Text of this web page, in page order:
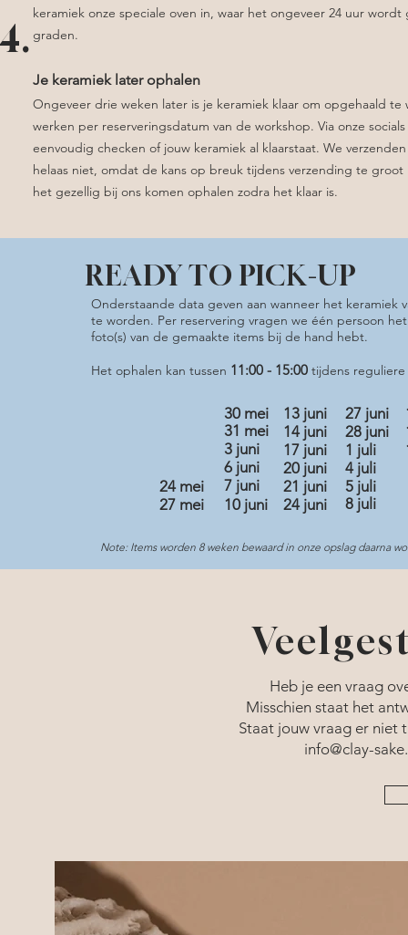
keramiek onze speciale oven in, waar het ongeveer 24 uur wordt
graden.
Je keramiek later ophalen
Ongeveer drie weken later is je keramiek klaar om opgehaald te
werken per reserveringsdatum van de workshop. Via onze
eenvoudig checken of jouw keramiek al klaarstaat. We
helaas niet, omdat de kans op breuk tijdens verzending te groot
het gezellig bij ons komen ophalen zodra het klaar is.
RESERVEREN SUSHI & CERAMICS
READY TO PICK-UP
Onderstaande data geven aan wanneer het keramiek
te worden. Per reservering vragen we één persoon
foto(s) van de gemaakte items bij de hand hebt.
Het ophalen kan tussen 11:00 - 15:00 tijdens
30 mei
3 juni
31 mei
6 juni
7 juni
13 juni
10 juni
21 juni
20 juni
17 juni
24 juni
27 juni
28 juni
1 juli
4 juli
14 juni
5 juli
8 juli
24 mei
27 mei
Note: Items worden 8 weken bewaard in onze opslag daarna
Heb je een vraag
Misschien staat het
Staat jouw vraag er niet
info@clay-